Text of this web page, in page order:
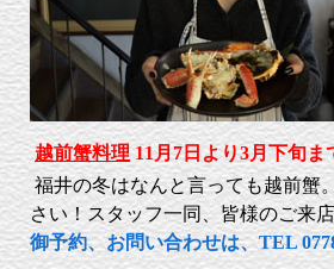
越前蟹料理 11月7日より3月下旬ま
福井の冬はなんと言っても越前蟹
さい！スタッフ一同、皆様のご
御予約、お問い合わせは、TEL